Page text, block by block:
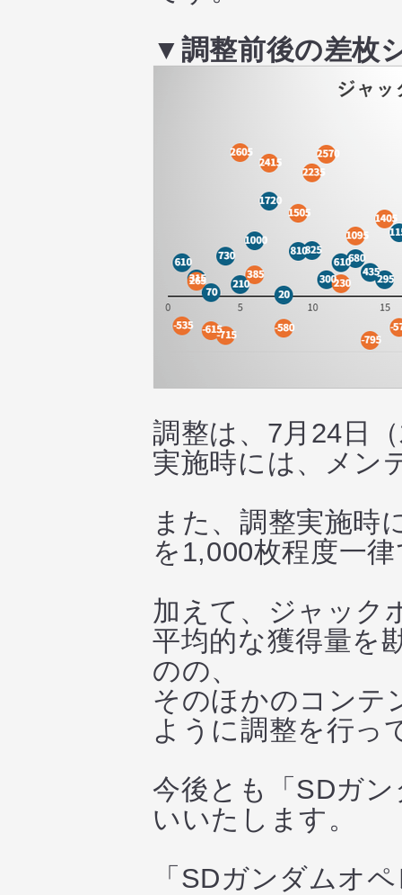
▼調整前後の差枚
調整は、7月24日
実施時には、メン
また、調整実施時
を1,000枚程度一
加えて、ジャック
平均的な獲得量を
のの、
そのほかのコンテ
ように調整を行っ
今後とも「SDガ
いいたします。
「SDガンダムオ